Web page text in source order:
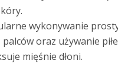
wykonywanie
oraz używanie
mięśnie dłoni.